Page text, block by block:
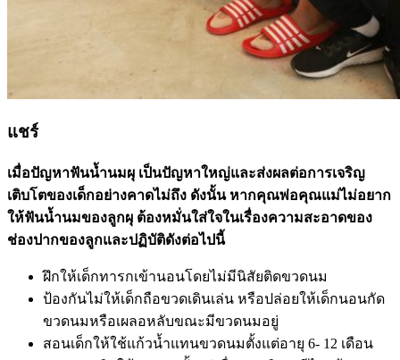
แชร์
เมื่อปัญหาฟันน้ำนมผุ เป็นปัญหาใหญ่และส่งผลต่อการเจริญ
เติบโตของเด็กอย่างคาดไม่ถึง ดังนั้น หากคุณพ่อคุณแม่ไม่อยาก
ให้ฟันน้ำนมของลูกผุ ต้องหมั่นใส่ใจในเรื่องความสะอาดของ
ช่องปากของลูกและปฏิบัติดังต่อไปนี้
ฝึกให้เด็กทารกเข้านอนโดยไม่มีนิสัยติดขวดนม
ป้องกันไม่ให้เด็กถือขวดเดินเล่น หรือปล่อยให้เด็กนอนกัด
ขวดนมหรือเผลอหลับขณะมีขวดนมอยู่
สอนเด็กให้ใช้แก้วน้ำแทนขวดนมตั้งแต่อายุ 6- 12 เดือน